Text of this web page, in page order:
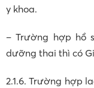
y khoa.
– Trường hợp hồ
dưỡng thai thì có
2.1.6. Trường hợp